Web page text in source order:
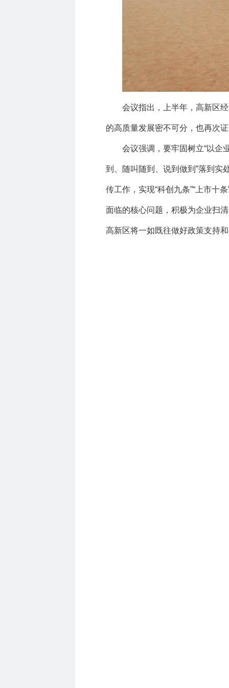
会议指出，上半年，高新区
的高质量发展密不可分，也再次
会议强调，要牢固树立“以企
到、随叫随到、说到做到 ”落到实
传工作，实现“科创九条”“上市十
面临的核心问题，积极为企业扫
高新区将一如既往做好政策支持